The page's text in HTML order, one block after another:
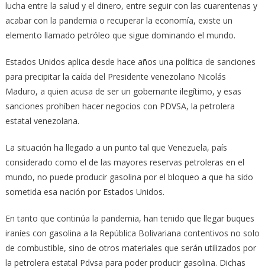
lucha entre la salud y el dinero, entre seguir con las cuarentenas y
acabar con la pandemia o recuperar la economía, existe un
elemento llamado petróleo que sigue dominando el mundo.
Estados Unidos aplica desde hace años una política de sanciones
para precipitar la caída del Presidente venezolano Nicolás
Maduro, a quien acusa de ser un gobernante ilegítimo, y esas
sanciones prohíben hacer negocios con PDVSA, la petrolera
estatal venezolana.
La situación ha llegado a un punto tal que Venezuela, país
considerado como el de las mayores reservas petroleras en el
mundo, no puede producir gasolina por el bloqueo a que ha sido
sometida esa nación por Estados Unidos.
En tanto que continúa la pandemia, han tenido que llegar buques
iraníes con gasolina a la República Bolivariana contentivos no solo
de combustible, sino de otros materiales que serán utilizados por
la petrolera estatal Pdvsa para poder producir gasolina. Dichas